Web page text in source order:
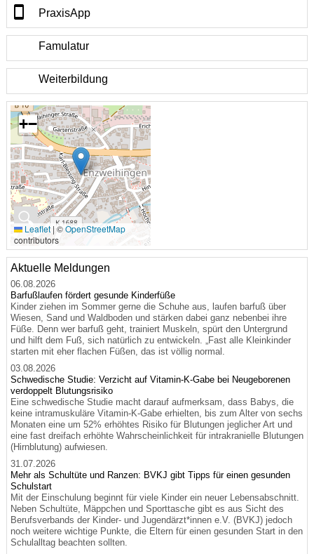
PraxisApp
Famulatur
Weiterbildung
🔍
+−
Leaflet |©OpenStreetMap
contributors
Aktuelle Meldungen
06.08.2026
Barfußlaufen fördert gesunde Kinderfüße
Kinder ziehen im Sommer gerne die Schuhe aus, laufen barfuß über
Wiesen, Sand und Waldboden und stärken dabei ganz nebenbei ihre
Füße. Denn wer barfuß geht, trainiert Muskeln, spürt den Untergrund
und hilft dem Fuß, sich natürlich zu entwickeln. „Fast alle Kleinkinder
starten mit eher flachen Füßen, das ist völlig normal.
03.08.2026
Schwedische Studie: Verzicht auf Vitamin-K-Gabe bei Neugeborenen
verdoppelt Blutungsrisiko
Eine schwedische Studie macht darauf aufmerksam, dass Babys, die
keine intramuskuläre Vitamin-K-Gabe erhielten, bis zum Alter von sechs
Monaten eine um 52% erhöhtes Risiko für Blutungen jeglicher Art und
eine fast dreifach erhöhte Wahrscheinlichkeit für intrakranielle Blutungen
(Hirnblutung) aufwiesen.
31.07.2026
Mehr als Schultüte und Ranzen: BVKJ gibt Tipps für einen gesunden
Schulstart
Mit der Einschulung beginnt für viele Kinder ein neuer Lebensabschnitt.
Neben Schultüte, Mäppchen und Sporttasche gibt es aus Sicht des
Berufsverbands der Kinder- und Jugendärzt*innen e.V. (BVKJ) jedoch
noch weitere wichtige Punkte, die Eltern für einen gesunden Start in den
Schulalltag beachten sollten.